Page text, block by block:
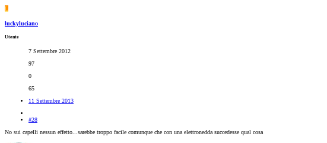
L
luckyluciano
Utente
7 Settembre 2012
97
0
65
11 Settembre 2013
#28
No sui capelli nessun effetto...sarebbe troppo facile comunque che con una elettronedda succedesse qual cosa